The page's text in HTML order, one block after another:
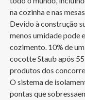
na cozinha e nas
Devido à construção
menos umidade pode
cozimento. 10% de
cocotte Staub após
produtos dos
O sistema de
pontas que